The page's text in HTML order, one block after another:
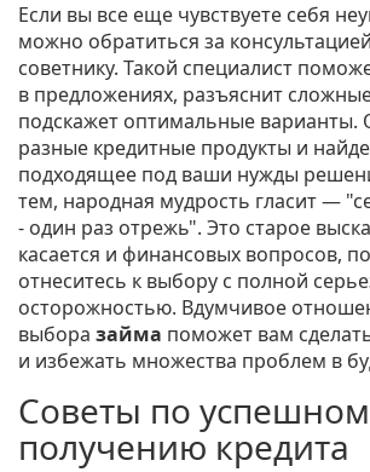
Если вы все еще чувствуете себя
можно обратиться за
советнику. Такой специалист
в предложениях, разъяснит
подскажет оптимальные варианты.
разные кредитные продукты и
подходящее под ваши нужды
тем, народная мудрость гласит —
- один раз отрежь". Это старое
касается и финансовых вопросов,
отнеситесь к выбору с полной
осторожностью. Вдумчивое
выбора займа поможет вам
и избежать множества проблем в
Советы по
получению кредита